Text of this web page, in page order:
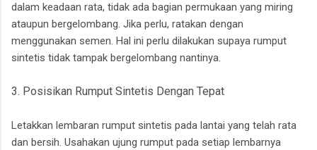
dalam keadaan rata, tidak ada bagian permukaan yang miring
ataupun bergelombang. Jika perlu, ratakan dengan
menggunakan semen. Hal ini perlu dilakukan supaya rumput
sintetis tidak tampak bergelombang nantinya.
3. Posisikan Rumput Sintetis Dengan Tepat
Letakkan lembaran rumput sintetis pada lantai yang telah rata
dan bersih. Usahakan ujung rumput pada setiap lembarnya